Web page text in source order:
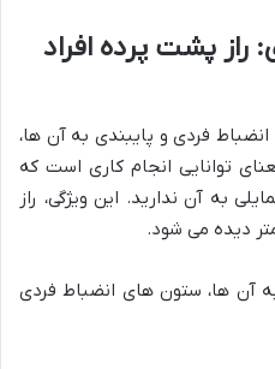
راز پشت پرده افراد
فردی و پایبندی به آن ها،
توانایی انجام کاری است که
به آن ندارید. این ویژگی، راز
دیده می شود.
آن ها، ستون های انضباط فردی